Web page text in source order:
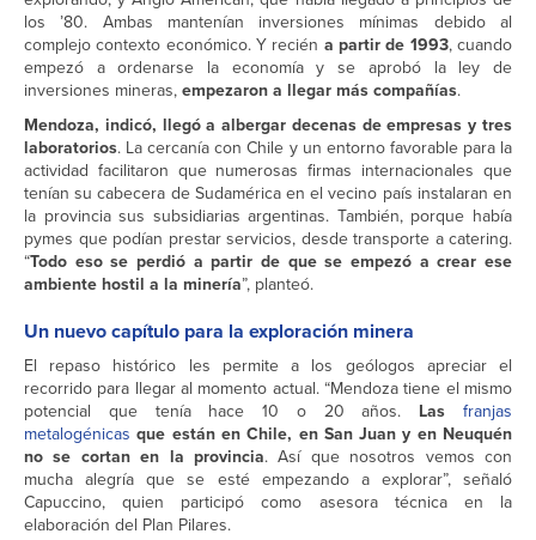
los ’80. Ambas mantenían inversiones mínimas debido al
complejo contexto económico. Y recién a partir de 1993, cuando
empezó a ordenarse la economía y se aprobó la ley de
inversiones mineras,empezaron a llegar más compañías.
Mendoza, indicó, llegó a albergar decenas de empresas y tres
laboratorios. La cercanía con Chile y un entorno favorable para la
actividad facilitaron que numerosas firmas internacionales que
tenían su cabecera de Sudamérica en el vecino país instalaran en
la provincia sus subsidiarias argentinas. También, porque había
pymes que podían prestar servicios, desde transporte a catering.
“Todo eso se perdió a partir de que se empezó a crear ese
ambiente hostil a la minería”, planteó.
Un nuevo capítulo para la exploración minera
El repaso histórico les permite a los geólogos apreciar el
recorrido para llegar al momento actual. “Mendoza tiene el mismo
potencial que tenía hace 10 o 20 años. Lasfranjas
metalogénicasque están en Chile, en San Juan y en Neuquén
no se cortan en la provincia. Así que nosotros vemos con
mucha alegría que se esté empezando a explorar”, señaló
Capuccino, quien participó como asesora técnica en la
elaboración del Plan Pilares.